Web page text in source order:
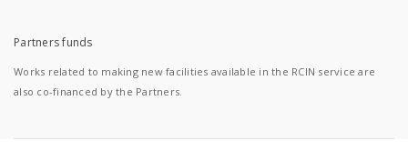
Partners funds
Works related to making new facilities available in the RCIN service are
also co-financed by the Partners.